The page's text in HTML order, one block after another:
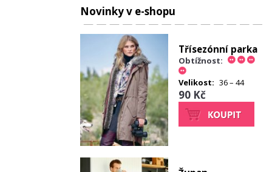
Novinky v e-shopu
Třísezónní parka
Obtížnost:
Velikost: 36 – 44
90 Kč